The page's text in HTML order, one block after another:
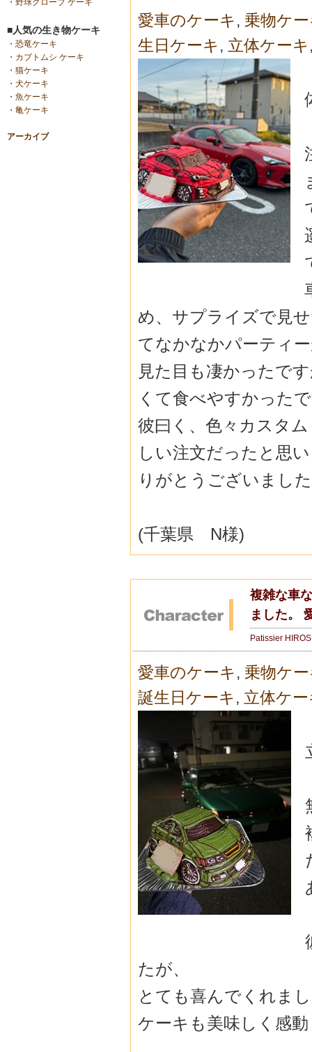
・ 野球グローブ ケーキ
■人気の生き物ケーキ
・ 恐竜ケーキ
・ カブトムシ ケーキ
・ 猫ケーキ
・ 犬ケーキ
・ 魚ケーキ
・ 亀ケーキ
アーカイブ
愛車のケーキ , 乗物ケ
生日ケーキ , 立体ケーキ
め、サプライズで見
てなかなかパーティ
見た目も凄かったで
くて食べやすかった
彼曰く、色々カスタ
しい注文だったと思
りがとうございまし
(千葉県 N様)
複雑な車
ました。
Patissier
愛車のケーキ , 乗物ケ
誕生日ケーキ , 立体ケー
たが、
とても喜んでくれま
ケーキも美味しく感